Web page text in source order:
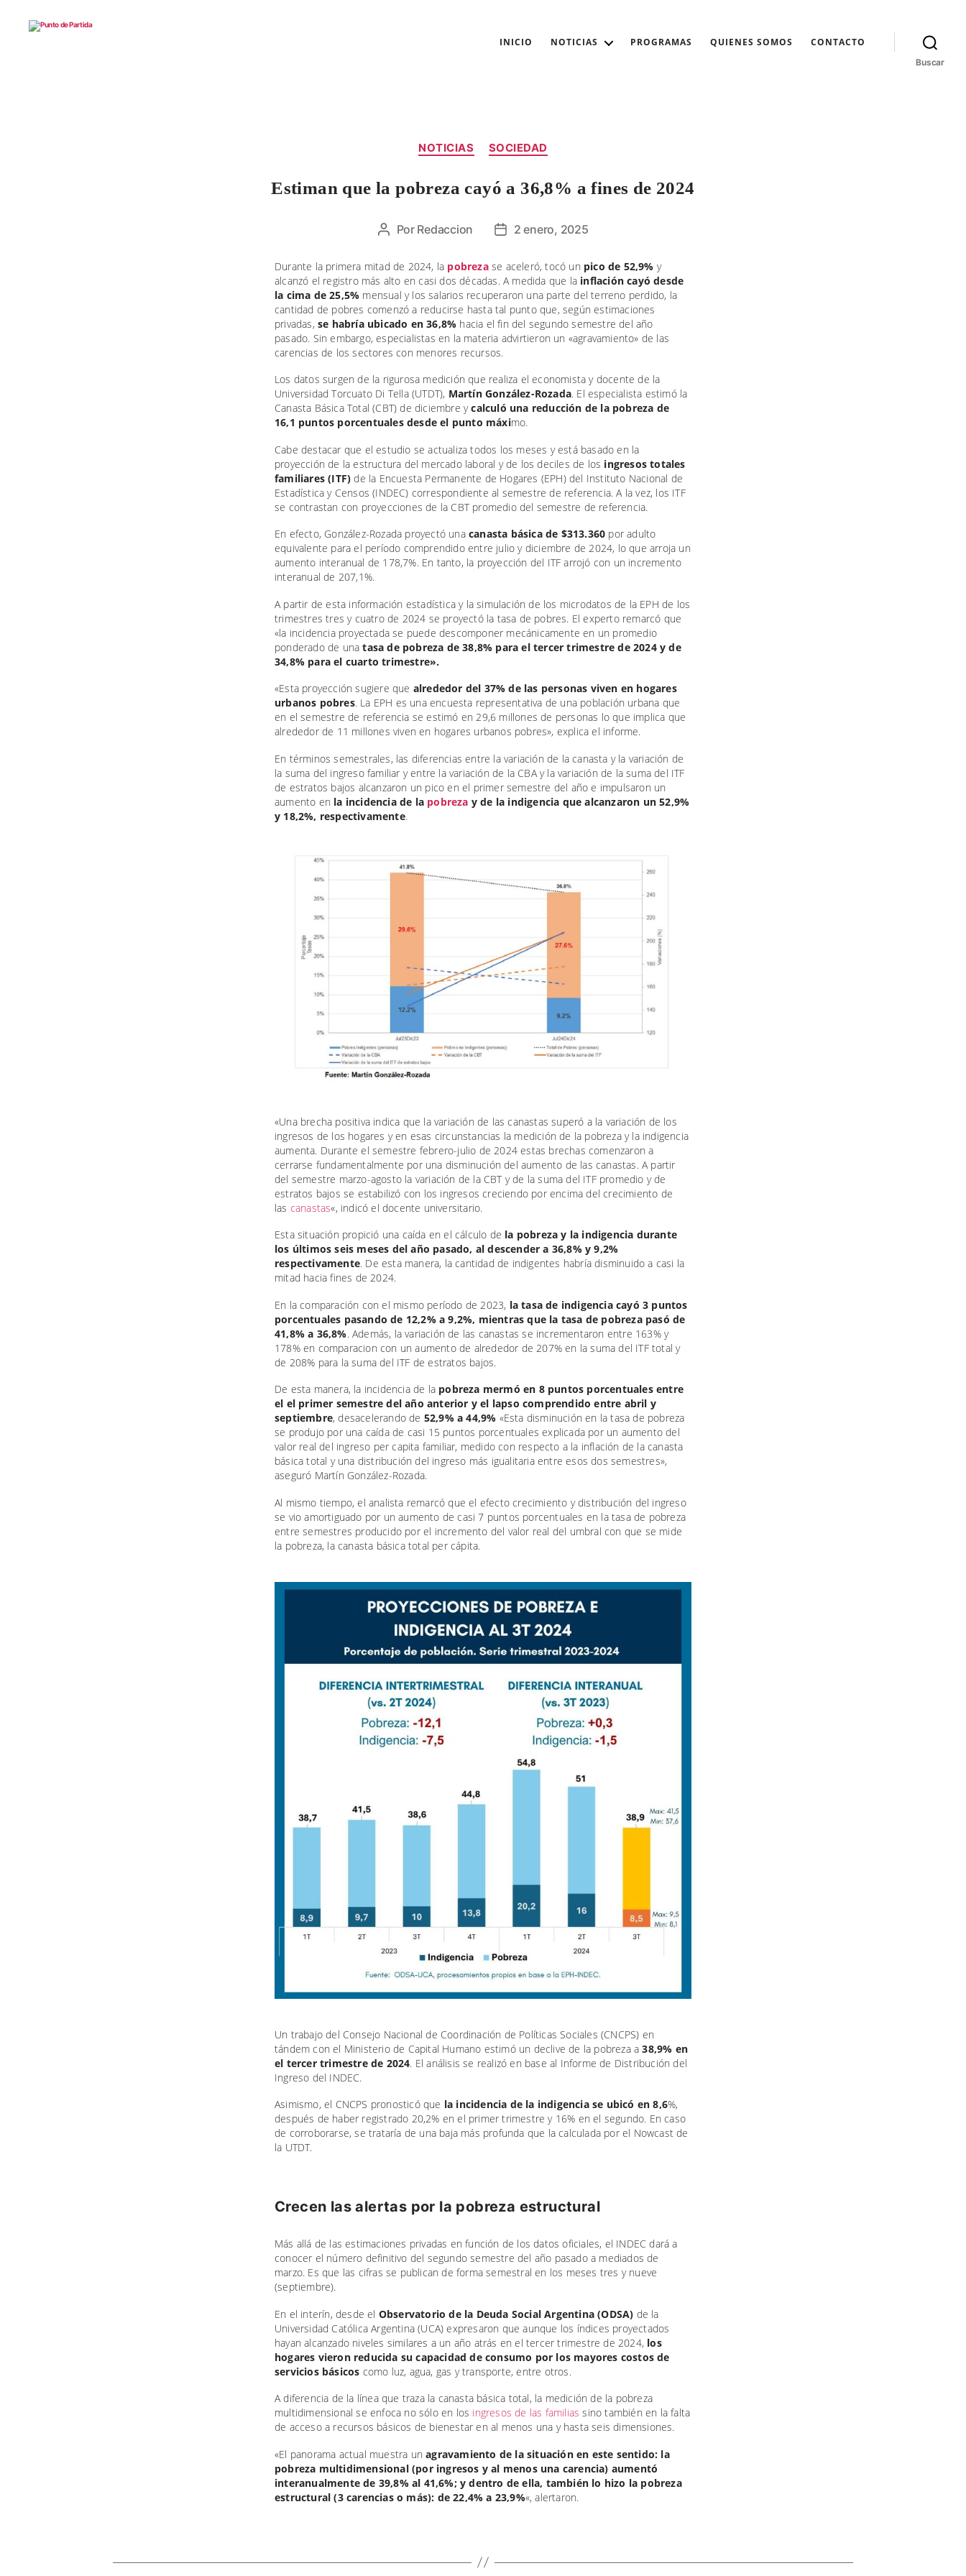
INICIO NOTICIAS PROGRAMAS QUIENES SOMOS CONTACTO
Buscar
NOTICIAS SOCIEDAD
Estiman que la pobreza cayó a 36,8% a fines de 2024
Autor
la
entrada
Por Redaccion
Fecha
la
entrada
2 enero, 2025
Durante la primera mitad de 2024, la pobrezase aceleró, tocó un pico de 52,9% y
alcanzó el registro más alto en casi dos décadas. A medida que la inflación cayó desde
la cima de 25,5% mensual y los salarios recuperaron una parte del terreno perdido, la
cantidad de pobres comenzó a reducirse hasta tal punto que, según estimaciones
privadas,se habría ubicado en 36,8% hacia el fin del segundo semestre del año
pasado. Sin embargo, especialistas en la materia advirtieron un «agravamiento» de las
carencias de los sectores con menores recursos.
Los datos surgen de la rigurosa medición que realiza el economista y docente de la
Universidad Torcuato Di Tella (UTDT), Martín González-Rozada. El especialista estimó la
Canasta Básica Total (CBT) de diciembre ycalculó una reducción de la pobreza de
16,1 puntos porcentuales desde el punto máximo.
Cabe destacar que el estudio se actualiza todos los meses y está basado en la
proyección de la estructura del mercado laboral y de los deciles de los ingresos totales
familiares (ITF) de la Encuesta Permanente de Hogares (EPH) del Instituto Nacional de
Estadística y Censos (INDEC) correspondiente al semestre de referencia. A la vez, los ITF
se contrastan con proyecciones de la CBT promedio del semestre de referencia.
En efecto, González-Rozada proyectó una canasta básica de $313.360 por adulto
equivalente para el período comprendido entre julio y diciembre de 2024, lo que arroja un
aumento interanual de 178,7%. En tanto, la proyección del ITF arrojó con un incremento
interanual de 207,1%.
A partir de esta información estadística y la simulación de los microdatos de la EPH de los
trimestres tres y cuatro de 2024 se proyectó la tasa de pobres. El experto remarcó que
«la incidencia proyectada se puede descomponer mecánicamente en un promedio
ponderado de una tasa de pobreza de 38,8% para el tercer trimestre de 2024 y de
34,8% para el cuarto trimestre».
«Esta proyección sugiere que alrededor del 37% de las personas viven en hogares
urbanos pobres. La EPH es una encuesta representativa de una población urbana que
en el semestre de referencia se estimó en 29,6 millones de personas lo que implica que
alrededor de 11 millones viven en hogares urbanos pobres», explica el informe.
En términos semestrales, las diferencias entre la variación de la canasta y la variación de
la suma del ingreso familiar y entre la variación de la CBA y la variación de la suma del ITF
de estratos bajos alcanzaron un pico en el primer semestre del año e impulsaron un
aumento en la incidencia de la pobreza y de la indigencia que alcanzaron un 52,9%
y 18,2%, respectivamente.
«Una brecha positiva indica que la variación de las canastas superó a la variación de los
ingresos de los hogares y en esas circunstancias la medición de la pobreza y la indigencia
aumenta. Durante el semestre febrero-julio de 2024 estas brechas comenzaron a
cerrarse fundamentalmente por una disminución del aumento de las canastas. A partir
del semestre marzo-agosto la variación de la CBT y de la suma del ITF promedio y de
estratos bajos se estabilizó con los ingresos creciendo por encima del crecimiento de
las canastas«, indicó el docente universitario.
Esta situación propició una caída en el cálculo de la pobreza y la indigencia durante
los últimos seis meses del año pasado, al descender a 36,8% y 9,2%
respectivamente. De esta manera, la cantidad de indigentes habría disminuido a casi la
mitad hacia fines de 2024.
En la comparación con el mismo período de 2023, la tasa de indigencia cayó 3 puntos
porcentuales pasando de 12,2% a 9,2%, mientras que la tasa de pobreza pasó de
41,8% a 36,8%. Además, la variación de las canastas se incrementaron entre 163% y
178% en comparacion con un aumento de alrededor de 207% en la suma del ITF total y
de 208% para la suma del ITF de estratos bajos.
De esta manera, la incidencia de la pobreza mermó en 8 puntos porcentuales entre
el el primer semestre del año anterior y el lapso comprendido entre abril y
septiembre, desacelerando de 52,9% a 44,9% «Esta disminución en la tasa de pobreza
se produjo por una caída de casi 15 puntos porcentuales explicada por un aumento del
valor real del ingreso per capita familiar, medido con respecto a la inflación de la canasta
básica total y una distribución del ingreso más igualitaria entre esos dos semestres»,
aseguró Martín González-Rozada.
Al mismo tiempo, el analista remarcó que el efecto crecimiento y distribución del ingreso
se vio amortiguado por un aumento de casi 7 puntos porcentuales en la tasa de pobreza
entre semestres producido por el incremento del valor real del umbral con que se mide
la pobreza, la canasta básica total per cápita.
Un trabajo del Consejo Nacional de Coordinación de Políticas Sociales (CNCPS) en
tándem con el Ministerio de Capital Humano estimó un declive de la pobreza a38,9% en
el tercer trimestre de 2024. El análisis se realizó en base al Informe de Distribución del
Ingreso del INDEC.
Asimismo, el CNCPS pronosticó que la incidencia de la indigencia se ubicó en 8,6%,
después de haber registrado 20,2% en el primer trimestre y 16% en el segundo. En caso
de corroborarse, se trataría de una baja más profunda que la calculada por el Nowcast de
la UTDT.
Crecen las alertas por la pobreza estructural
Más allá de las estimaciones privadas en función de los datos oficiales, el INDEC dará a
conocer el número definitivo del segundo semestre del año pasado a mediados de
marzo. Es que las cifras se publican de forma semestral en los meses tres y nueve
(septiembre).
En el interín, desde el Observatorio de la Deuda Social Argentina (ODSA) de la
Universidad Católica Argentina (UCA) expresaron que aunque los índices proyectados
hayan alcanzado niveles similares a un año atrás en el tercer trimestre de 2024, los
hogares vieron reducida su capacidad de consumo por los mayores costos de
servicios básicos como luz, agua, gas y transporte, entre otros.
A diferencia de la línea que traza la canasta básica total, la medición de la pobreza
multidimensional se enfoca no sólo en los ingresos de las familias sino también en la falta
de acceso a recursos básicos de bienestar en al menos una y hasta seis dimensiones.
«El panorama actual muestra un agravamiento de la situación en este sentido: la
pobreza multidimensional (por ingresos y al menos una carencia) aumentó
interanualmente de 39,8% al 41,6%; y dentro de ella, también lo hizo la pobreza
estructural (3 carencias o más): de 22,4% a 23,9%«, alertaron.